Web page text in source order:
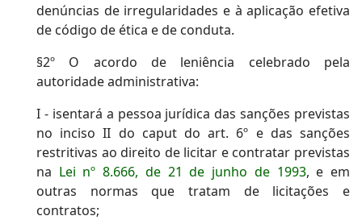
denúncias de irregularidades e à aplicação efetiva
de código de ética e de conduta.
§2º O acordo de leniência celebrado pela
autoridade administrativa:
I - isentará a pessoa jurídica das sanções previstas
no inciso II do caput do art. 6º e das sanções
restritivas ao direito de licitar e contratar previstas
na Lei nº 8.666, de 21 de junho de 1993, e em
outras normas que tratam de licitações e
contratos;